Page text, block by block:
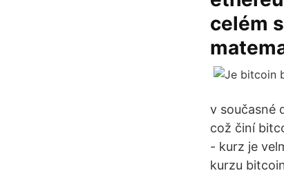
celém
v současné
což činí
- kurz je
kurzu